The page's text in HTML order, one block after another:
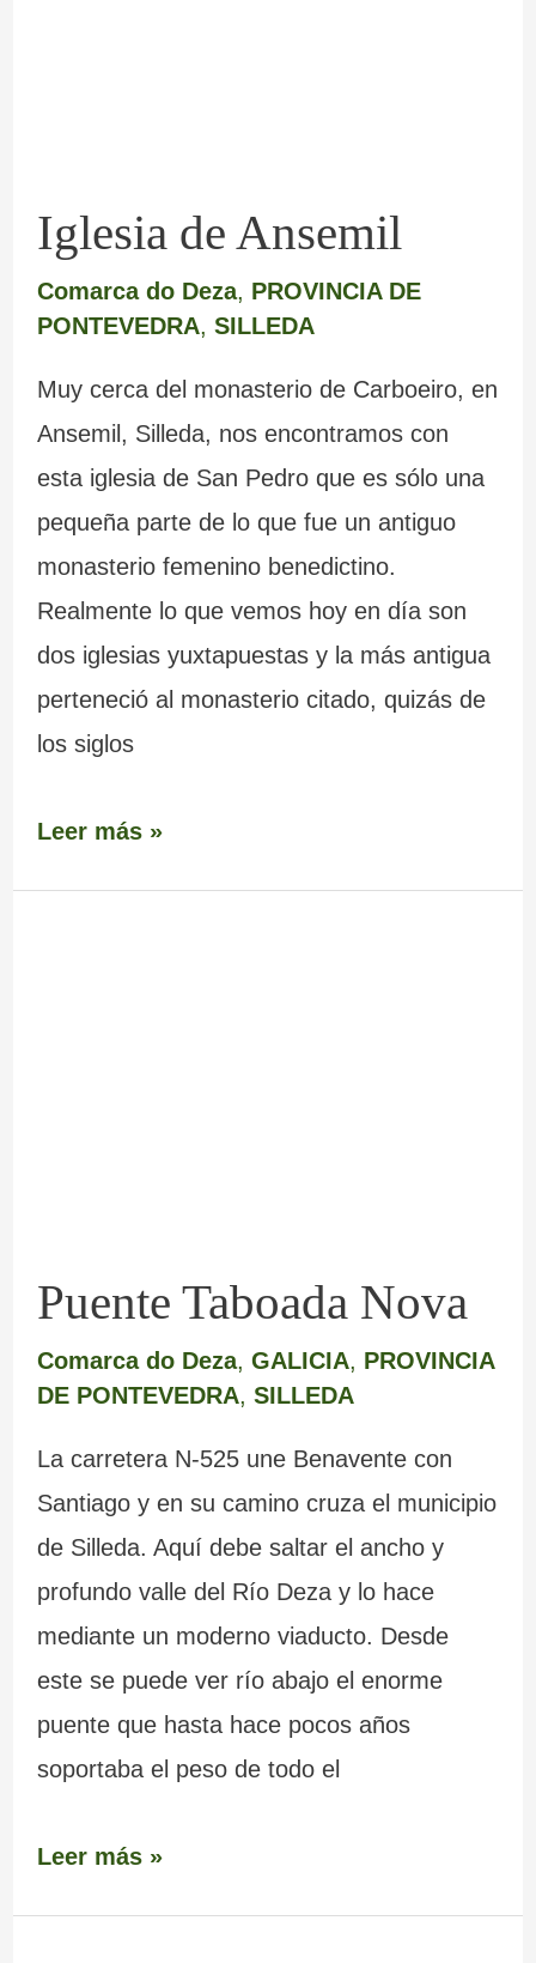
Iglesia de Ansemil
Comarca do Deza, PROVINCIA DE
PONTEVEDRA, SILLEDA
Muy cerca del monasterio de Carboeiro, en
Ansemil, Silleda, nos encontramos con
esta iglesia de San Pedro que es sólo una
pequeña parte de lo que fue un antiguo
monasterio femenino benedictino.
Realmente lo que vemos hoy en día son
dos iglesias yuxtapuestas y la más antigua
perteneció al monasterio citado, quizás de
los siglos
Leer más »
Puente Taboada Nova
Comarca do Deza, GALICIA, PROVINCIA
DE PONTEVEDRA, SILLEDA
La carretera N-525 une Benavente con
Santiago y en su camino cruza el municipio
de Silleda. Aquí debe saltar el ancho y
profundo valle del Río Deza y lo hace
mediante un moderno viaducto. Desde
este se puede ver río abajo el enorme
puente que hasta hace pocos años
soportaba el peso de todo el
Leer más »